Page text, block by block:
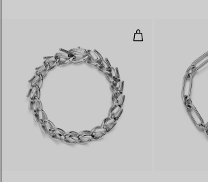
Mittelgroßes